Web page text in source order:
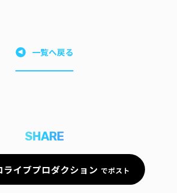
一覧へ戻る
SHARE